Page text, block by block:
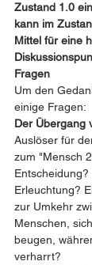
Zustand 1.0
kann im
Mittel für eine
Fragen
Um den
einige Fragen:
Der Übergang
Auslöser für
zum "Mensch
Erleuchtung?
zur Umkehr
Menschen,
beugen,
verharrt?